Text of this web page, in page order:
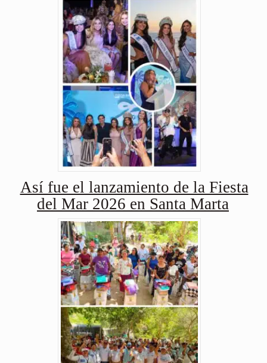
Así fue el lanzamiento de la Fiesta
del Mar 2026 en Santa Marta